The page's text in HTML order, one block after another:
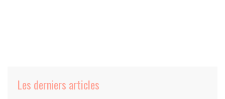
Les derniers articles